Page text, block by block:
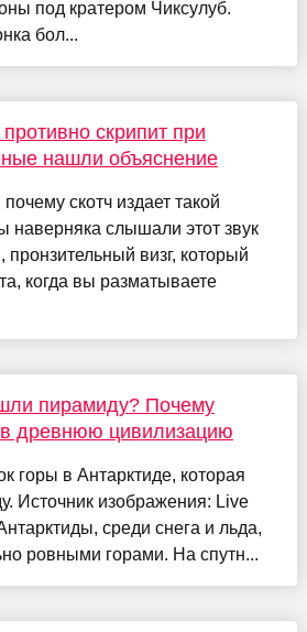
под кратером Чиксулуб.
бол...
скрипит при
нашли объяснение
скотч издает такой
наверняка слышали этот звук
пронзительный визг, который
когда вы разматываете
пирамиду? Почему
древнюю цивилизацию
горы в Антарктиде, которая
Источник изображения: Live
среди снега и льда,
ровными горами. На спутн...